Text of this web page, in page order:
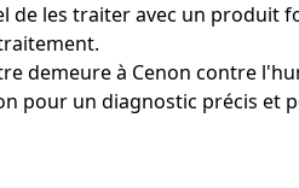
les traiter avec un produit
demeure à Cenon contre
pour un diagnostic précis et